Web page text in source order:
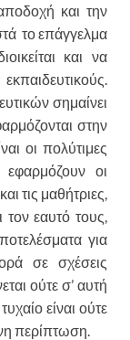
και την
το επάγγελμα
και να
σημαίνει
στην
οι πολύτιμες
οι
τις μαθήτριες,
τον εαυτό τους,
για
σε σχέσεις
ούτε σ’ αυτή
είναι ούτε
περίπτωση.